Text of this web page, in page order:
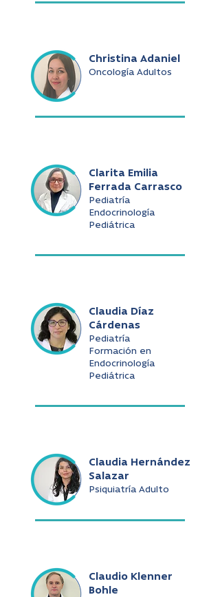
Christina Adaniel
Oncología Adultos
Clarita Emilia
Ferrada Carrasco
Pediatría
Endocrinología
Pediátrica
Claudia Díaz
Cárdenas
Pediatría
Formación en
Endocrinología
Pediátrica
Claudia Hernández
Salazar
Psiquiatría Adulto
Claudio Klenner
Bohle